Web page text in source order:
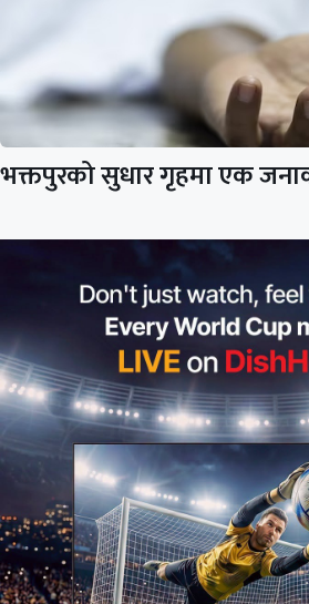
भक्तपुरको सुधार गृहमा एक